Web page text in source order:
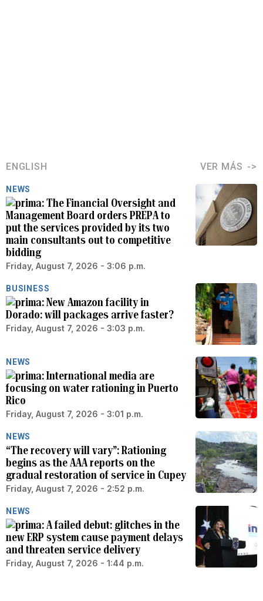
ENGLISH VER MÁS
NEWS
The Financial Oversight and
Management Board orders PREPA to
put the services provided by its two
main consultants out to competitive
bidding
Friday, August 7, 2026 - 3:06 p.m.
BUSINESS
New Amazon facility in
Dorado: will packages arrive faster?
Friday, August 7, 2026 - 3:03 p.m.
NEWS
International media are
focusing on water rationing in Puerto
Rico
Friday, August 7, 2026 - 3:01 p.m.
NEWS
“The recovery will vary”: Rationing
begins as the AAA reports on the
gradual restoration of service in Cupey
Friday, August 7, 2026 - 2:52 p.m.
NEWS
A failed debut: glitches in the
new ERP system cause payment delays
and threaten service delivery
Friday, August 7, 2026 - 1:44 p.m.